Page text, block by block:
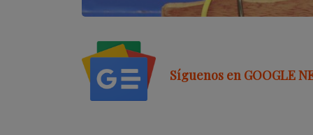
Síguenos en GOOGLE